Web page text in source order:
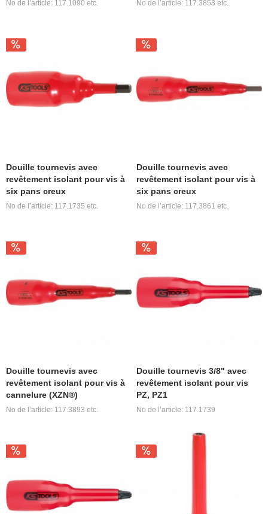
No de l’article: 117.1090 etc. No de l’article: 117.3853 etc.
Douille tournevis avec
revêtement isolant pour vis à
six pans creux
No de l’article: 117.1735 etc.
Douille tournevis avec
revêtement isolant pour vis à
six pans creux
No de l’article: 117.3861 etc.
Douille tournevis avec
revêtement isolant pour vis à
cannelure (XZN®)
No de l’article: 117.3893 etc.
Douille tournevis 3/8" avec
revêtement isolant pour vis
PZ, PZ1
No de l’article: 117.1739